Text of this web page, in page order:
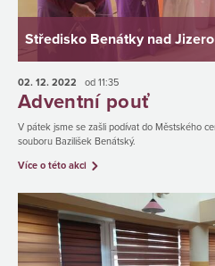
Středisko Benátky nad
02. 12. 2022 od 11:35
Adventní pouť
V pátek jsme se zašli podívat do Městského
souboru Bazilišek Benátský.
Více o této akci